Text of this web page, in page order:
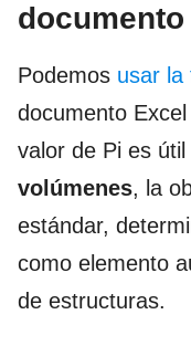
Podemos usar la
documento
valor de Pi es útil
volúmenes, la
estándar,
como elemento
de estructuras.